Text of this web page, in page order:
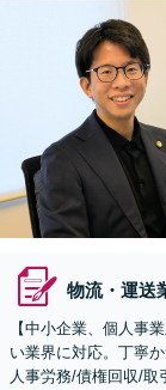
物流・運送
【中小企業、個人事
い業界に対応。丁寧
人事労務/債権回収/取